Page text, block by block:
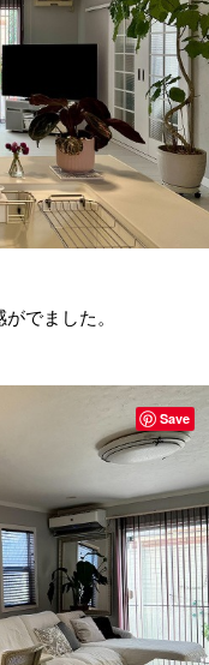
でました。
Save